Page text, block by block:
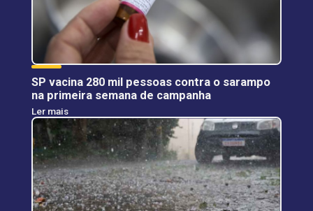
SP vacina 280 mil pessoas contra o sarampo
na primeira semana de campanha
Ler mais